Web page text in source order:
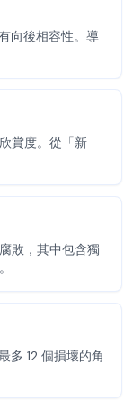
向後相容性。導
賞度。從「新
敗，其中包含獨
12 個損壞的角